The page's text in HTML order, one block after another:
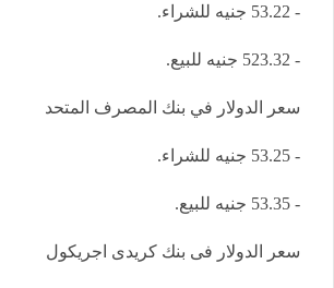
- 53.22 جنيه للشراء.
- 523.32 جنيه للبيع.
سعر الدولار في بنك المصرف المتحد
- 53.25 جنيه للشراء.
- 53.35 جنيه للبيع.
سعر الدولار فى بنك كريدى اجريكول